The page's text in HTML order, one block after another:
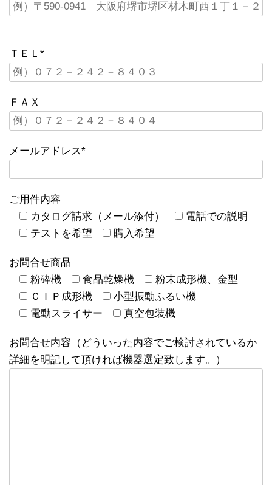
ＴＥＬ*
ＦＡＸ
メールアドレス*
ご用件内容
カタログ請求（メール添付）
電話での説明
テストを希望
購入希望
お問合せ商品
粉砕機
食品乾燥機
粉末成形機、金型
ＣＩＰ成形機
小型振動ふるい機
電動スライサー
真空包装機
お問合せ内容（どういった内容でご検討されているか
詳細を明記して頂ければ機器選定致します。）